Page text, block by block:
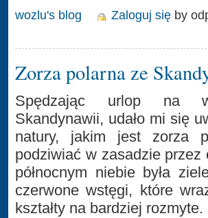
wozlu's blog Zaloguj się by
Zorza polarna ze
Spędzając urlop na
Skandynawii, udało mi się
natury, jakim jest zorza
podziwiać w zasadzie przez
północnym niebie była
czerwone wstęgi, które
kształty na bardziej rozmyte.